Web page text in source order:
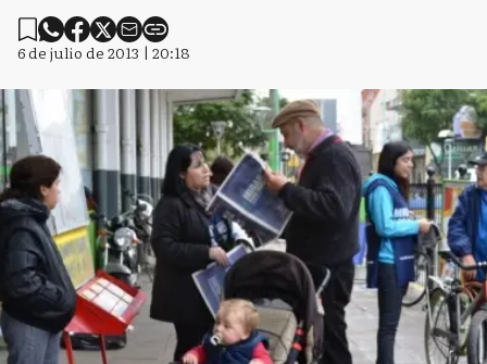
6 de julio de 2013 | 20:18